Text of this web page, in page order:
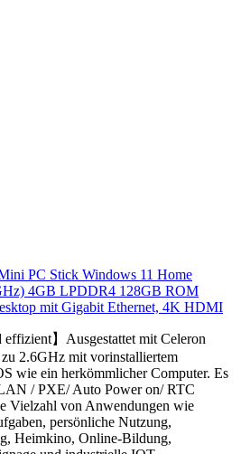
PC Stick Windows 11 Home
4GB LPDDR4 128GB ROM
mit Gigabit Ethernet, 4K HDMI
effizient】Ausgestattet mit Celeron
2.6GHz mit vorinstalliertem
wie ein herkömmlicher Computer. Es
/ PXE/ Auto Power on/ RTC
Vielzahl von Anwendungen wie
persönliche Nutzung,
Heimkino, Online-Bildung,